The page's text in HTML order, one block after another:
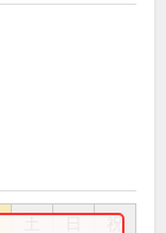
祝